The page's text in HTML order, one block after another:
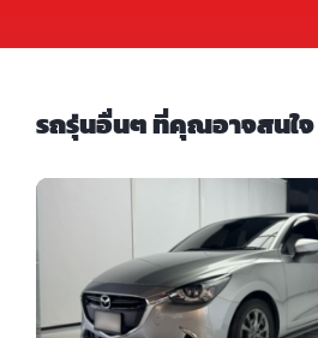
รถรุ่นอื่นๆ ที่คุณอาจสนใจ